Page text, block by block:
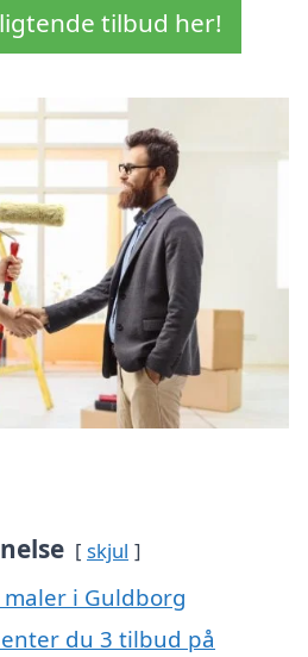
tilbud her!
skjul
i Guldborg
du 3 tilbud på